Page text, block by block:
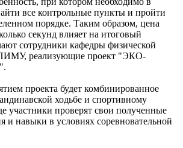
все контрольные пункты и пройти
порядке. Таким образом, цена
секунд влияет на итоговый
сотрудники кафедры физической
ПИМУ, реализующие проект "ЭКО-
проекта будет комбинированное
ходьбе и спортивному
участники проверят свои полученные
и навыки в условиях соревновательной